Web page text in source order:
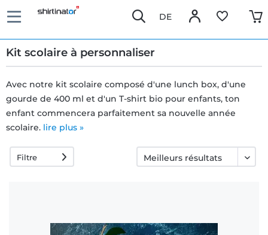
DE
Kit scolaire à personnaliser
Livraison
rapide
Échange
Avec notre kit scolaire composé d'une lunch box, d'une
gourde de 400 ml et d'un T-shirt bio pour enfants, ton
enfant commencera parfaitement sa nouvelle année
scolaire. lire plus »
Filtre